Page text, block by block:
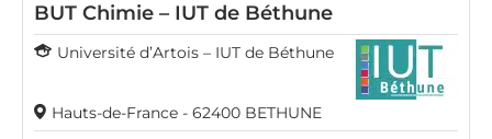
BUT Chimie – IUT de Béthune
Université d’Artois – IUT de Béthune
Hauts-de-France - 62400 BETHUNE